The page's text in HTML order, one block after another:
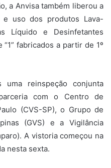
a Anvisa também liberou a
e uso dos produtos Lava-
Líquido e Desinfetantes
fabricados a partir de 1º
uma reinspeção conjunta
com o Centro de
(CVS-SP), o Grupo de
(GVS) e a Vigilância
A vistoria começou na
nesta sexta.